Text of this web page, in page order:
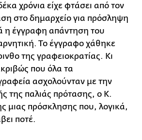
χρόνια είχε φτάσει από τον
στο δημαρχείο για πρόσληψη
η έγγραφη απάντηση του
Το έγγραφο χάθηκε
της γραφειοκρατίας. Κι
που όλα τα
ασχολούνταν με την
της παλιάς πρότασης, ο Κ.
μιας πρόσκλησης που, λογικά,
ποτέ.